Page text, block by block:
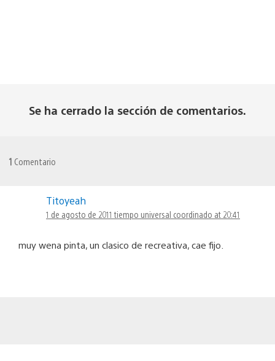
Se ha cerrado la sección de comentarios.
1 Comentario
Titoyeah
1 de agosto de 2011 tiempo universal coordinado at 20:41
muy wena pinta, un clasico de recreativa, cae fijo.